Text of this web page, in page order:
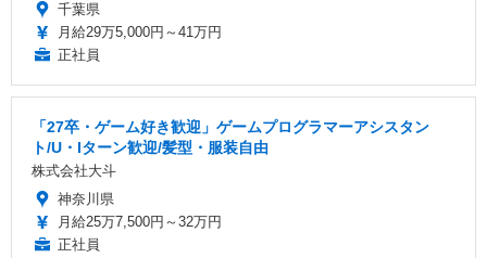
千葉県
月給29万5,000円～41万円
正社員
「27卒・ゲーム好き歓迎」ゲームプログラマーアシスタン
ト/U・Iターン歓迎/髪型・服装自由
株式会社大斗
神奈川県
月給25万7,500円～32万円
正社員